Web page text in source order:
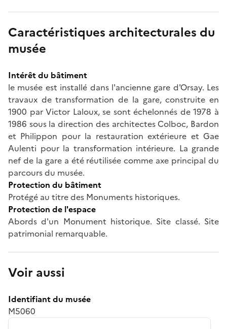
Caractéristiques architecturales du
musée
Intérêt du bâtiment
le musée est installé dans l'ancienne gare d'Orsay. Les
travaux de transformation de la gare, construite en
1900 par Victor Laloux, se sont échelonnés de 1978 à
1986 sous la direction des architectes Colboc, Bardon
et Philippon pour la restauration extérieure et Gae
Aulenti pour la transformation intérieure. La grande
nef de la gare a été réutilisée comme axe principal du
parcours du musée.
Protection du bâtiment
Protégé au titre des Monuments historiques.
Protection de l'espace
Abords d'un Monument historique. Site classé. Site
patrimonial remarquable.
Voir aussi
Identifiant du musée
M5060